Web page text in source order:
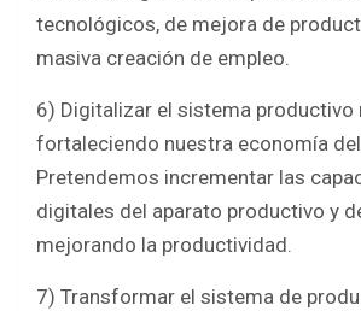
tecnológicos, de mejora de
masiva creación de empleo.
6) Digitalizar el sistema productivo
fortaleciendo nuestra economía
Pretendemos incrementar las
digitales del aparato productivo y
mejorando la productividad.
7) Transformar el sistema de